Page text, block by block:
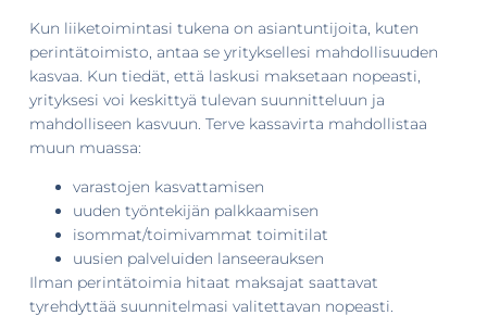
Kun liiketoimintasi tukena on asiantuntijoita, kuten
perintätoimisto, antaa se yrityksellesi mahdollisuuden
kasvaa. Kun tiedät, että laskusi maksetaan nopeasti,
yrityksesi voi keskittyä tulevan suunnitteluun ja
mahdolliseen kasvuun. Terve kassavirta mahdollistaa
muun muassa:
varastojen kasvattamisen
uuden työntekijän palkkaamisen
isommat/toimivammat toimitilat
uusien palveluiden lanseerauksen
Ilman perintätoimia hitaat maksajat saattavat
tyrehdyttää suunnitelmasi valitettavan nopeasti.